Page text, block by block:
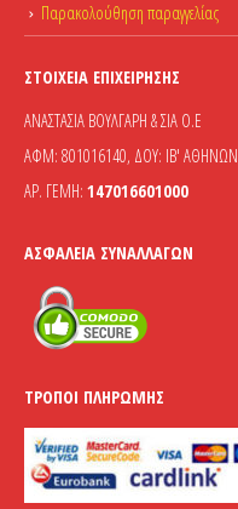
Παρακολούθηση παραγγελίας
ΣΤΟΙΧΕΊΑ ΕΠΙΧΕΊΡΗΣΗΣ
ΑΝΑΣΤΑΣΙΑ ΒΟΥΛΓΑΡΗ & ΣΙΑ Ο.Ε
ΑΦΜ: 801016140, ΔΟΥ: ΙΒ' ΑΘΗΝΩΝ
ΑΡ. ΓΕΜΗ: 147016601000
ΑΣΦΆΛΕΙΑ ΣΥΝΑΛΛΑΓΏΝ
ΤΡΌΠΟΙ ΠΛΗΡΩΜΉΣ